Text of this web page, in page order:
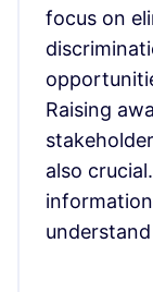
focus on
Raising
also
understand